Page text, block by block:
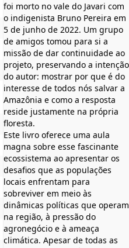
foi morto no vale do Javari com
o indigenista Bruno Pereira em
5 de junho de 2022. Um grupo
de amigos tomou para si a
missão de dar continuidade ao
projeto, preservando a intenção
do autor: mostrar por que é do
interesse de todos nós salvar a
Amazônia e como a resposta
reside justamente na própria
floresta.
Este livro oferece uma aula
magna sobre esse fascinante
ecossistema ao apresentar os
desafios que as populações
locais enfrentam para
sobreviver em meio às
dinâmicas políticas que operam
na região, à pressão do
agronegócio e à ameaça
climática. Apesar de todas as